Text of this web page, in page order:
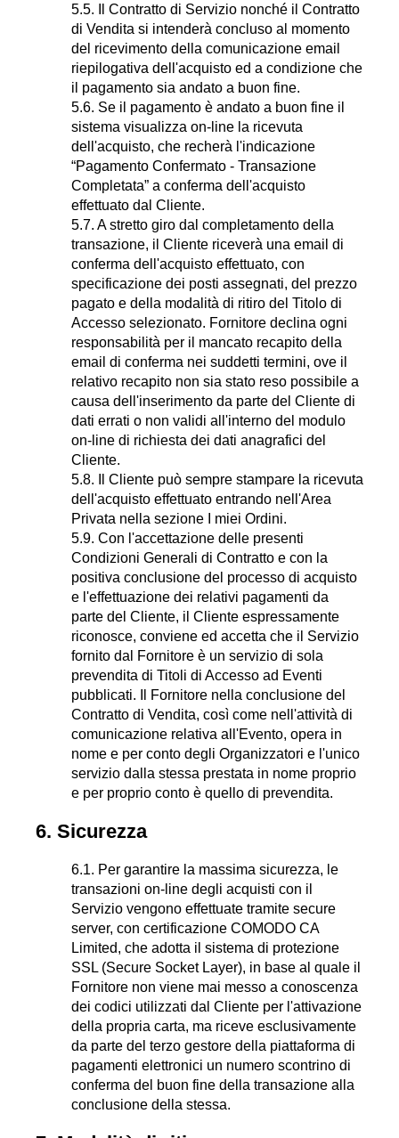
5.5. Il Contratto di Servizio nonché il Contratto
di Vendita si intenderà concluso al momento
del ricevimento della comunicazione email
riepilogativa dell'acquisto ed a condizione che
il pagamento sia andato a buon fine.
5.6. Se il pagamento è andato a buon fine il
sistema visualizza on-line la ricevuta
dell'acquisto, che recherà l'indicazione
“Pagamento Confermato - Transazione
Completata” a conferma dell'acquisto
effettuato dal Cliente.
5.7. A stretto giro dal completamento della
transazione, il Cliente riceverà una email di
conferma dell'acquisto effettuato, con
specificazione dei posti assegnati, del prezzo
pagato e della modalità di ritiro del Titolo di
Accesso selezionato. Fornitore declina ogni
responsabilità per il mancato recapito della
email di conferma nei suddetti termini, ove il
relativo recapito non sia stato reso possibile a
causa dell'inserimento da parte del Cliente di
dati errati o non validi all'interno del modulo
on-line di richiesta dei dati anagrafici del
Cliente.
5.8. Il Cliente può sempre stampare la ricevuta
dell'acquisto effettuato entrando nell'Area
Privata nella sezione I miei Ordini.
5.9. Con l'accettazione delle presenti
Condizioni Generali di Contratto e con la
positiva conclusione del processo di acquisto
e l'effettuazione dei relativi pagamenti da
parte del Cliente, il Cliente espressamente
riconosce, conviene ed accetta che il Servizio
fornito dal Fornitore è un servizio di sola
prevendita di Titoli di Accesso ad Eventi
pubblicati. Il Fornitore nella conclusione del
Contratto di Vendita, così come nell'attività di
comunicazione relativa all'Evento, opera in
nome e per conto degli Organizzatori e l'unico
servizio dalla stessa prestata in nome proprio
e per proprio conto è quello di prevendita.
6. Sicurezza
6.1. Per garantire la massima sicurezza, le
transazioni on-line degli acquisti con il
Servizio vengono effettuate tramite secure
server, con certificazione COMODO CA
Limited, che adotta il sistema di protezione
SSL (Secure Socket Layer), in base al quale il
Fornitore non viene mai messo a conoscenza
dei codici utilizzati dal Cliente per l'attivazione
della propria carta, ma riceve esclusivamente
da parte del terzo gestore della piattaforma di
pagamenti elettronici un numero scontrino di
conferma del buon fine della transazione alla
conclusione della stessa.